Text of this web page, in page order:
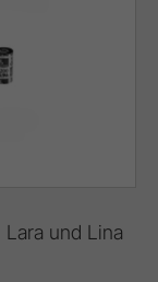
Lara und Lina